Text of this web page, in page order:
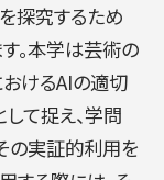
探究するため
。本学は芸術の
けるAIの適切
て捉え、学問
の実証的利用を